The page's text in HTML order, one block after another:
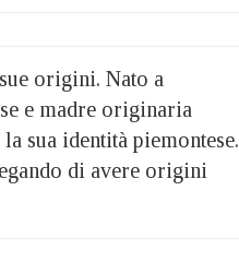
origini. Nato a
e madre originaria
sua identità piemontese.
di avere origini